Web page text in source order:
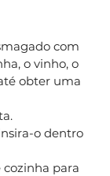
com
o vinho, o
obter uma
o dentro
para